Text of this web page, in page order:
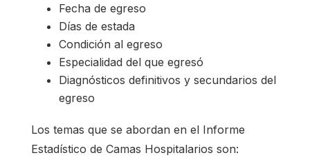
Fecha de egreso
Días de estada
Condición al egreso
Especialidad del que egresó
Diagnósticos definitivos y secundarios del
egreso
Los temas que se abordan en el Informe
Estadístico de Camas Hospitalarios son: